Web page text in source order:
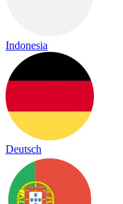
Indonesia
Deutsch